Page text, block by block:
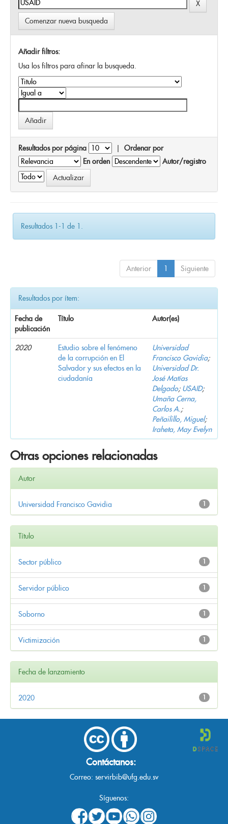
Comenzar nueva busqueda
Añadir filtros:
Usa los filtros para afinar la busqueda.
Resultados por página | Ordenar por
En orden
Autor/registro
Resultados 1-1 de 1.
Anterior 1 Siguiente
Resultados por ítem:
Fecha de
publicación
Título Autor(es)
2020
Estudio sobre el fenómeno
de la corrupción en El
Salvador y sus efectos en la
ciudadanía
Universidad
Francisco Gavidia;
Universidad Dr.
José Matías
Delgado; USAID;
Umaña Cerna,
Carlos A.;
Peñailillo, Miguel;
Iraheta, May Evelyn
Otras opciones relacionadas
Autor
1
Universidad Francisco Gavidia
Título
1
Sector público
1
Servidor público
1
Soborno
1
Victimización
Fecha de lanzamiento
1
2020
Contáctanos:
Correo: servirbib@ufg.edu.sv
Síguenos: